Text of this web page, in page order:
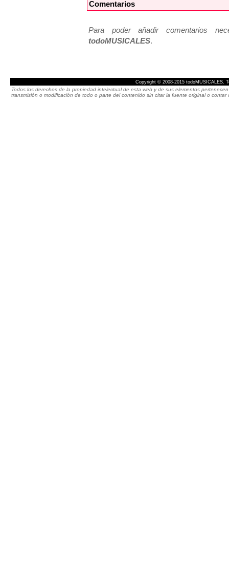
Comentarios
Para poder añadir comentarios
todoMUSICALES.
Copyright © 2008-2015 todoMUSICALES.
Todos los derechos de la propiedad intelectual de esta web y de sus elementos
transmisión o modificación de todo o parte del contenido sin citar la fuente original o